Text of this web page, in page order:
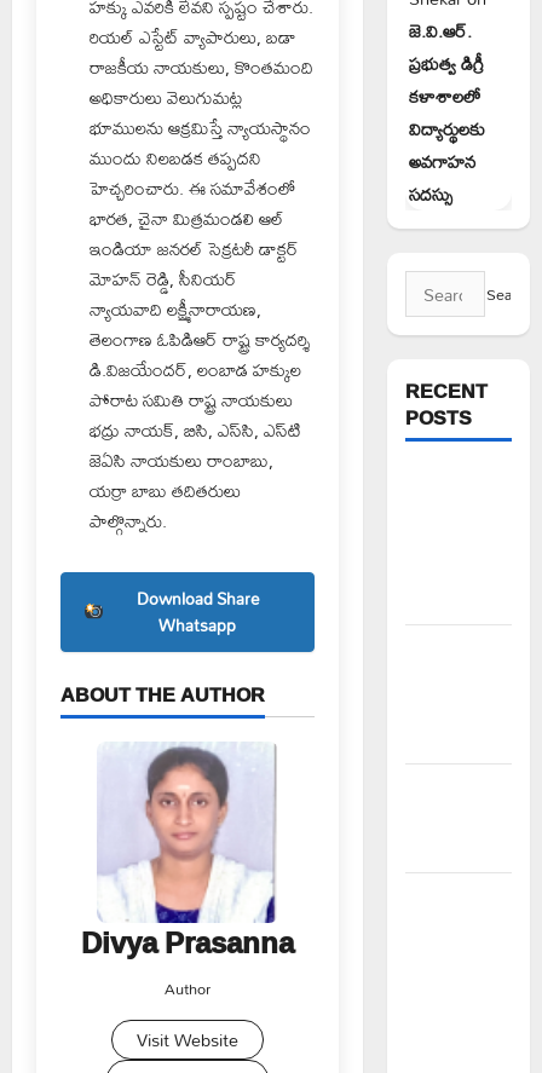
రియల్ ఎస్టేట్ వ్యాపారులు, బడా
రాజకీయ నాయకులు, కొంతమంది
అధికారులు వెలుగుమట్ల
భూములను ఆక్రమిస్తే న్యాయస్థానం
ముందు నిలబడక తప్పదని
హెచ్చరించారు. ఈ సమావేశంలో
భారత, చైనా మిత్రమండలి ఆల్
ఇండియా జనరల్ సెక్రటరీ డాక్టర్
మోహన్ రెడ్డి, సీనియర్
న్యాయవాది లక్ష్మీనారాయణ,
తెలంగాణ ఓపిడిఆర్ రాష్ట్ర కార్యదర్శి
డి.విజయేందర్, లంబాడ హక్కుల
పోరాట సమితి రాష్ట్ర నాయకులు
భద్రు నాయక్, బిసి, ఎస్‌సి, ఎస్‌టి
జెఏసి నాయకులు రాంబాబు,
యర్రా బాబు తదితరులు
పాల్గొన్నారు.
Download Share
Whatsapp
ABOUT THE AUTHOR
Divya Prasanna
Author
Visit Website
జె.వి.ఆర్.
ప్రభుత్వ డిగ్రీ
కళాశాలలో
విద్యార్థులకు
అవగాహన
సదస్సు
Search
for:
RECENT
POSTS